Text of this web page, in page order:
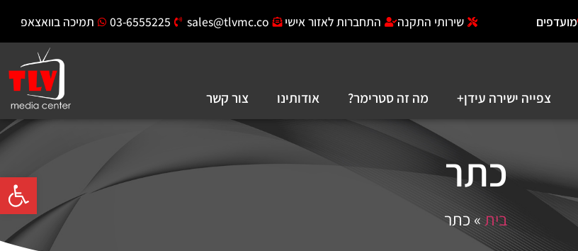
פתח
מועדפים שירותי התקנה התחברות לאזור אישי sales@tlvmc.co
03-6555225 תמיכה בוואצאפ
צפייה ישירה עידן+ מה זה סטרימר? אודותינו צור קשר
כתר
בית» כתר